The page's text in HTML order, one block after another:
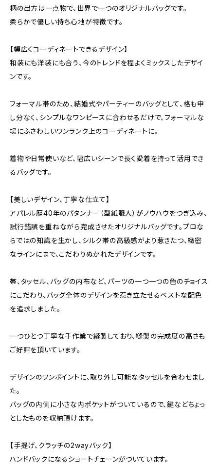
柄の出方は一点物で、世界で一つのオリジナルバッグです。
柔らかで優しい持ち心地が特徴です。
【幅広くコーディネートできるデザイン】
和装にも洋装にも合う、今のトレンドを程よくミックスしたデザイ
ンです。
フォーマル帯のため、結婚式やパーティーのバッグとして、格も申
し分なく、シンプルなワンピースに合わせるだけで、フォーマルな
場にふさわしいワンランク上のコーディネートに。
着物や日常使いなど、幅広いシーンで長く愛着を持って活用でき
るバッグです。
【美しいデザイン、丁寧な仕立て】
アパレル歴40年のパタンナー（型紙職人）がノウハウをつぎ込み、
試行錯誤を重ねながら完成させたオリジナルバッグです。プロな
らではの知識を生かし、シルク帯の高級感がより惹きたつ、緻密
なラインにまで、こだわりぬかれたデザインです。
帯、タッセル、バッグの内布など、パーツの一つ一つの色のチョイス
にこだわり、バッグ全体のデザインを惹き立たせるベストな配色
を追求しました。
一つひとつ丁寧な手作業で縫製しており、縫製の完成度の高さも
ご好評を頂いています。
デザインのワンポイントに、取り外し可能なタッセルを合わせまし
た。
バッグの内側に小さな内ポケットがついているので、鍵などちょっ
としたものを収納頂けます。
【手提げ、クラッチの2wayバック】
ハンドバックになるショートチェーンがついています。